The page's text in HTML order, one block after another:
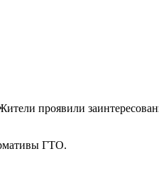
проявили
ГТО.